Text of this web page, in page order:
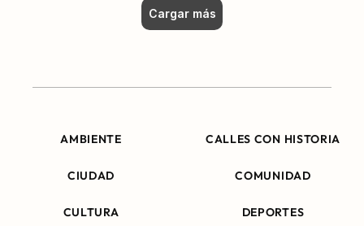
Cargar más
AMBIENTE CALLES CON HISTORIA
CIUDAD COMUNIDAD
CULTURA DEPORTES